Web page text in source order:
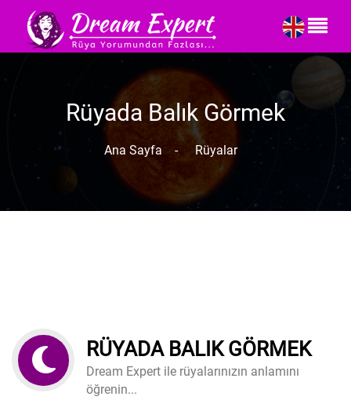
Rüyada Balık Görmek
Ana Sayfa - Rüyalar
RÜYADA BALIK GÖRMEK
Dream Expert ile rüyalarınızın anlamını
öğrenin...